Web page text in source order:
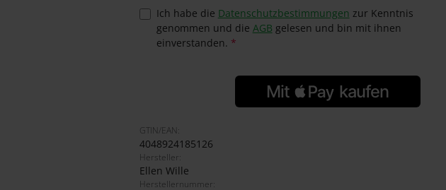
Ich habe die Datenschutzbestimmungen zur Kenntnis
genommen und die AGB gelesen und bin mit ihnen
einverstanden. *
GTIN/EAN:
4048924185126
Hersteller:
Ellen Wille
Herstellernummer: